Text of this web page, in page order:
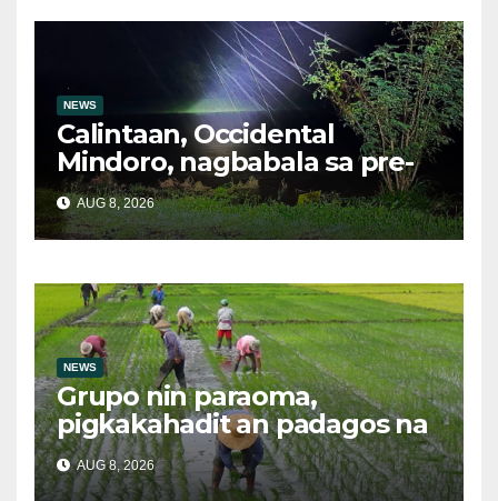
NEWS
Calintaan, Occidental
Mindoro, nagbabala sa pre-
evacuation dahil sa malakas
na ulan
AUG 8, 2026
NEWS
Grupo nin paraoma,
pigkakahadit an padagos na
importasyon kasabay kan
nakatalaan na anihan
AUG 8, 2026